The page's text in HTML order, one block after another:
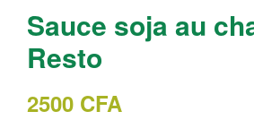
Sauce soja au
Resto
2500 CFA